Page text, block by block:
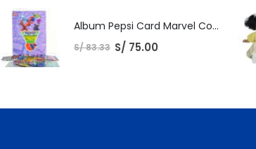
Album Pepsi Card Marvel Completo
S/83.33 S/ 75.00